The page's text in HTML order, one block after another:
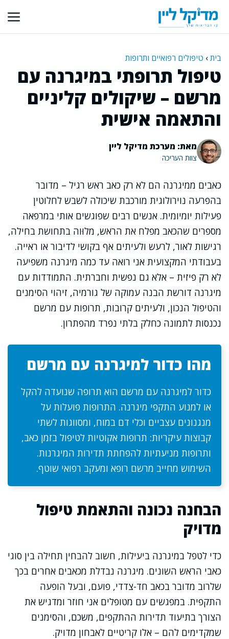
לתוכן
בית› טיפולים רפואיים ותרופות
טיפול תרופתי במיגרנה עם
מרשם – שיקולים קליניים
והתאמה אישית
מאת: מערכת מדיקל ליין
צוות העריכה
כאבים ממיגרנה הם לא רק כאב ראש רגיל – מדובר
בהפרעה נוירולוגית מורכבת שיכולה לשבש לחלוטין
פעילות יומיומית. אנשים רבים שפוגשים אותי במרפאה
מספרים שהכאב מפלח את הראש, מלוּוה בתחושת בחילה,
רגישות לאור, לרעש ולעיתים אף בקושי לדיבור או ראייה.
בעבודתי המקצועית אני רואה עד כמה מיגרנה משפיעה
לא רק פיזית – אלא גם נפשית וחברתית. התמודדות עם
מיגרנה דורשת הבנה עמוקה של גורמיה, זיהוי הסימנים
והטיפול הנכון, ולעיתים קרובות, תרופות עם מרשם
נכנסות לתמונה כחלק בלתי נפרד מהפתרון.
מהו כדור למיגרנה עם מרשם
כדור למיגרנה עם מרשם הוא תרופה שנועדה להקל
או למנוע התקפי מיגרנה. התרופות פועלות על
מנגנונים עצביים וכלי דם במוח, ומסווגות לשתי
קבוצות עיקריות: תרופות אקוטיות לטיפול בזמן כאב,
ותרופות מניעתיות להפחתת תדירות המיגרנות.
השימוש מחייב מרשם רופא ומעקב רפואי שוטף.
הבחנה נכונה והתאמת טיפול
מדויק
כדי לטפל במיגרנה ביעילות, חשוב להבחין תחילה בין סוגי
כאבי הראש השונים. מיגרנה נבדלת מכאבים אחרים בכך
שלרוב מדובר בכאב חד-צדדי, פועם, ובעל הופעה
התקפית. במפגשים עם מטופלים אני חוזר ומדגיש את
הצורך בתיעוד תדירות ההתקפים, משכם, והסימנים
שמקדימים להם – אלו קריטיים לאבחון מדויק.